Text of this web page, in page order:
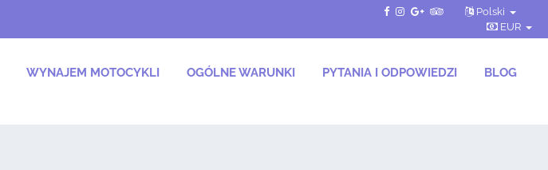
Polski
EUR
WYNAJEM MOTOCYKLI OGÓLNE WARUNKI PYTANIA I ODPOWIEDZI
BLOG